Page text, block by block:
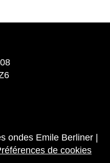
ondes Emile Berliner |
de cookies